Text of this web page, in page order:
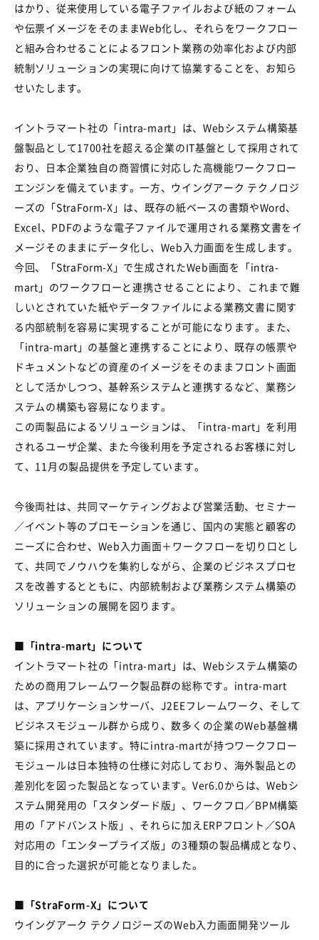
はかり、従来使用している電子ファイルおよび紙のフォーム
や伝票イメージをそのままWeb化し、それらをワークフロー
と組み合わせることによるフロント業務の効率化および内部
統制ソリューションの実現に向けて協業することを、お知ら
せいたします。
イントラマート社の「intra-mart」は、Webシステム構築基
盤製品として1700社を超える企業のIT基盤として採用されて
おり、日本企業独自の商習慣に対応した高機能ワークフロー
エンジンを備えています。一方、ウイングアーク テクノロジ
ーズの「StraForm-X」は、既存の紙ベースの書類やWord、
Excel、PDFのような電子ファイルで運用される業務文書をイ
メージそのままにデータ化し、Web入力画面を生成します。
今回、「StraForm-X」で生成されたWeb画面を「intra-
mart」のワークフローと連携させることにより、これまで難
しいとされていた紙やデータファイルによる業務文書に関す
る内部統制を容易に実現することが可能になります。また、
「intra-mart」の基盤と連携することにより、既存の帳票や
ドキュメントなどの資産のイメージをそのままフロント画面
として活かしつつ、基幹系システムと連携するなど、業務シ
ステムの構築も容易になります。
この両製品によるソリューションは、「intra-mart」を利用
されるユーザ企業、また今後利用を予定されるお客様に対し
て、11月の製品提供を予定しています。
今後両社は、共同マーケティングおよび営業活動、セミナー
／イベント等のプロモーションを通じ、国内の実態と顧客の
ニーズに合わせ、Web入力画面＋ワークフローを切り口とし
て、共同でノウハウを集約しながら、企業のビジネスプロセ
スを改善するとともに、内部統制および業務システム構築の
ソリューションの展開を図ります。
■「intra-mart」について
イントラマート社の「intra-mart」は、Webシステム構築の
ための商用フレームワーク製品群の総称です。intra-mart
は、アプリケーションサーバ、J2EEフレームワーク、そして
ビジネスモジュール群から成り、数多くの企業のWeb基盤構
築に採用されています。特にintra-martが持つワークフロー
モジュールは日本独特の仕様に対応しており、海外製品との
差別化を図った製品となっています。Ver6.0からは、Webシ
ステム開発用の「スタンダード版」、ワークフロ／BPM構築
用の「アドバンスト版」、それらに加えERPフロント／SOA
対応用の「エンタープライズ版」の3種類の製品構成となり、
目的に合った選択が可能となりました。
■「StraForm-X」について
ウイングアーク テクノロジーズのWeb入力画面開発ツール